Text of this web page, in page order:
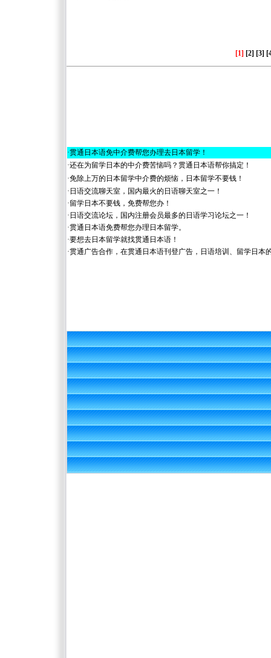
[1] [2] [3]
·贯通日本语免中介费帮您办理去日本留学！
·还在为留学日本的中介费苦恼吗？贯通日本语帮你搞定！
·免除上万的日本留学中介费的烦恼，日本留学不要钱！
· 日语交流聊天室，国内最火的日语聊天室之一！
·留学日本不要钱，免费帮您办！
· 日语交流论坛，国内注册会员最多的日语学习论坛之一！
·贯通日本语免费帮您办理日本留学。
·要想去日本留学就找贯通日本语！
·贯通广告合作，在贯通日本语刊登广告，日语培训、留学日本